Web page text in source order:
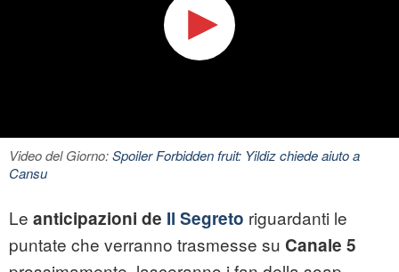
Video del Giorno:Spoiler Forbidden fruit: Yildiz chiede aiuto a
Cansu
Le anticipazioni de Il Segreto riguardanti le
puntate che verranno trasmesse su Canale 5